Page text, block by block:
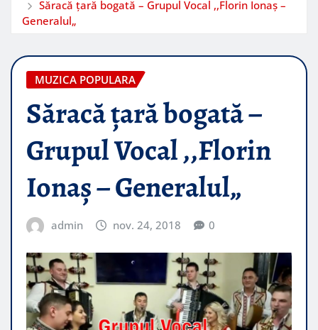
Săracă ţară bogată – Grupul Vocal ,,Florin Ionaş –
Generalul„
MUZICA POPULARA
Săracă ţară bogată –
Grupul Vocal ,,Florin
Ionaş – Generalul„
admin nov. 24, 2018 0